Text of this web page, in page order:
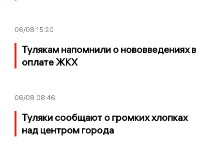
06/08 15:20
Тулякам напомнили о нововведениях в
оплате ЖКХ
06/08 08:46
Туляки сообщают о громких хлопках
над центром города